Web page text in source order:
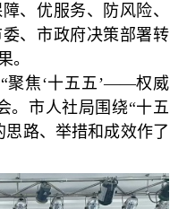
、优服务、防风险、
、市政府决策部署转
。
聚焦‘十五五’——权威
。市人社局围绕“十五
路、举措和成效作了